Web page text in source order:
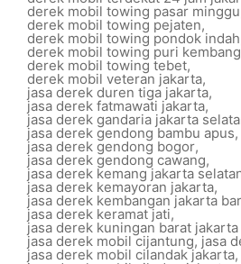
derek mobil towing pasar minggu
derek mobil towing pejaten,
derek mobil towing pondok indah
derek mobil towing puri
derek mobil towing tebet,
derek mobil veteran jakarta,
jasa derek duren tiga jakarta,
jasa derek fatmawati jakarta,
jasa derek gandaria jakarta
jasa derek gendong bambu apus,
jasa derek gendong bogor,
jasa derek gendong cawang,
jasa derek kemang jakarta
jasa derek kemayoran jakarta,
jasa derek kembangan jakarta
jasa derek keramat jati,
jasa derek kuningan barat
jasa derek mobil cijantung, jasa
jasa derek mobil cilandak jakarta,